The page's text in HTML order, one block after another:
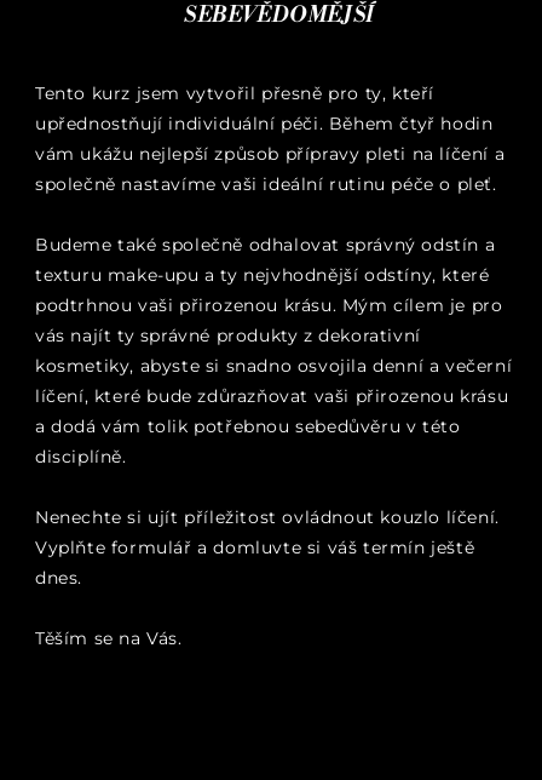
SEBEVĚDOMĚJŠÍ
Tento kurz jsem vytvořil přesně pro ty, kteří
upřednostňují individuální péči. Během čtyř hodin
vám ukážu nejlepší způsob přípravy pleti na líčení a
společně nastavíme vaši ideální rutinu péče o pleť.
Budeme také společně odhalovat správný odstín a
texturu make-upu a ty nejvhodnější odstíny, které
podtrhnou vaši přirozenou krásu. Mým cílem je pro
vás najít ty správné produkty z dekorativní
kosmetiky, abyste si snadno osvojila denní a večerní
líčení, které bude zdůrazňovat vaši přirozenou krásu
a dodá vám tolik potřebnou sebedůvěru v této
disciplíně.
Nenechte si ujít příležitost ovládnout kouzlo líčení.
Vyplňte formulář a domluvte si váš termín ještě
dnes.
Těším se na Vás.